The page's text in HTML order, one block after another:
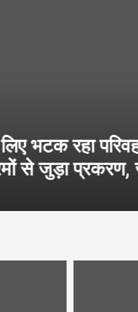
धामी ने मसूरी विधानसभा को दी
भटक रहा
से जुड़ा प्रकरण,